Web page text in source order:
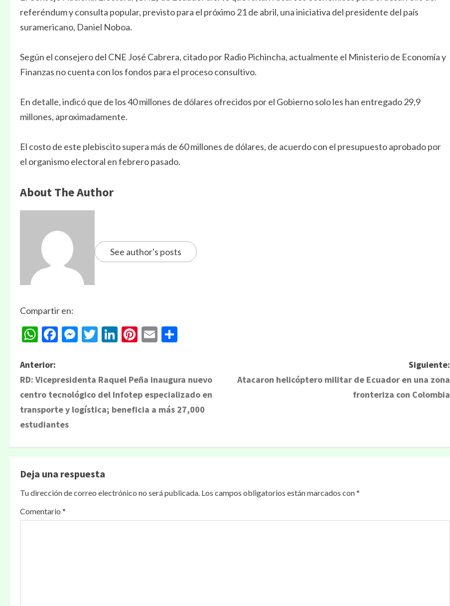
referéndum y consulta popular, previsto para el próximo 21 de abril, una iniciativa del presidente del país
suramericano, Daniel Noboa.
Según el consejero del CNE José Cabrera, citado por Radio Pichincha, actualmente el Ministerio de Economía y
Finanzas no cuenta con los fondos para el proceso consultivo.
En detalle, indicó que de los 40 millones de dólares ofrecidos por el Gobierno solo les han entregado 29,9
millones, aproximadamente.
El costo de este plebiscito supera más de 60 millones de dólares, de acuerdo con el presupuesto aprobado por
el organismo electoral en febrero pasado.
About The Author
See author's posts
Compartir en:
WhatsApp
Facebook
Messenger
Twitter
LinkedIn
Pinterest
Email
Anterior:
RD: Vicepresidenta Raquel Peña inaugura nuevo
centro tecnológico del Infotep especializado en
transporte y logística; beneficia a más 27,000
estudiantes
Siguiente:
Atacaron helicóptero militar de Ecuador en una zona
fronteriza con Colombia
Deja una respuesta
Tu dirección de correo electrónico no será publicada. Los campos obligatorios están marcados con*
Comentario *